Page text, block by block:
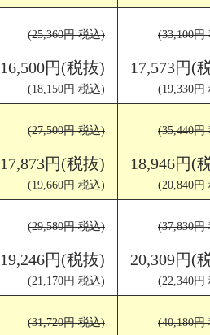
(25,360円 税込)
16,500円(税抜)
(18,150円 税込)
(33,100円
17,573円(
(19,330円
(27,500円 税込)
17,873円(税抜)
(19,660円 税込)
(35,440円
18,946円(
(20,840円
(29,580円 税込)
19,246円(税抜)
(21,170円 税込)
(37,830円
20,309円(
(22,340円
(31,720円 税込) (40,180円